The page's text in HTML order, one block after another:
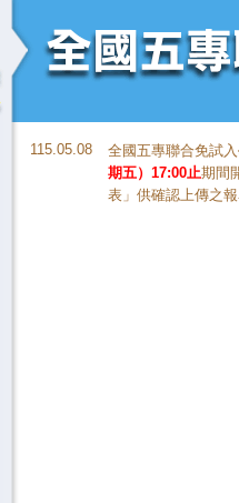
115.05.08
全國五專聯合免試
期五）17:00止期間
表」供確認上傳之